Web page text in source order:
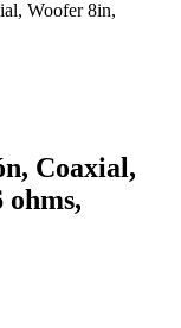
Coaxial,
ohms,